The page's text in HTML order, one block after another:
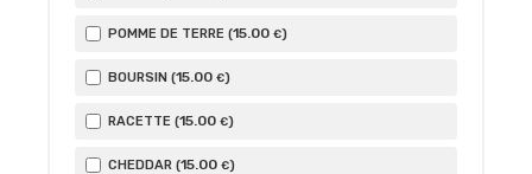
POMME DE TERRE (15.00 €)
BOURSIN (15.00 €)
RACETTE (15.00 €)
CHEDDAR (15.00 €)